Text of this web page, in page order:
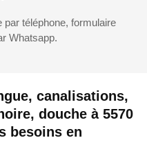
canalisations,
douche à 5570
besoins en
téléphone, formulaire
Whatsapp.